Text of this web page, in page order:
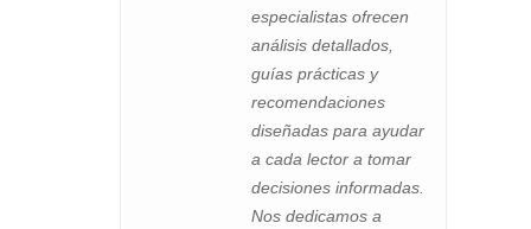
especialistas ofrecen
análisis detallados,
guías prácticas y
recomendaciones
diseñadas para ayudar
a cada lector a tomar
decisiones informadas.
Nos dedicamos a